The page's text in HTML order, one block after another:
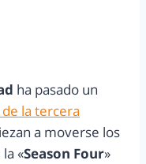
ha pasado un
la tercera
a moverse los
«Season Four»